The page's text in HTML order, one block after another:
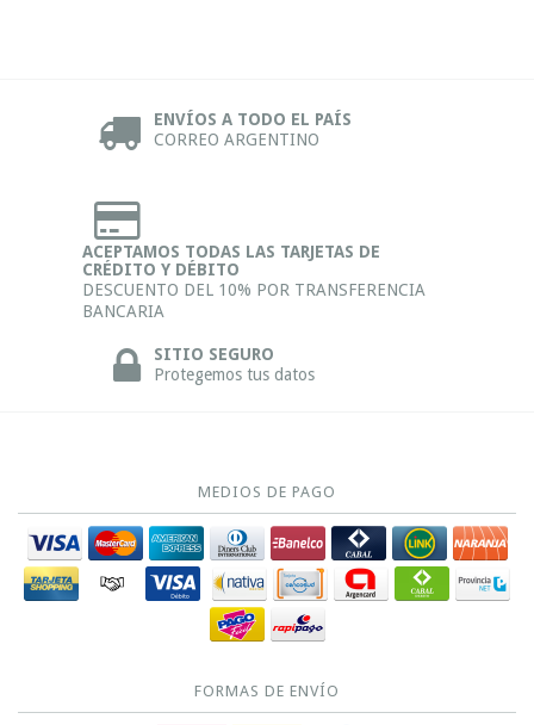
ENVÍOS A TODO EL PAÍS
CORREO ARGENTINO
ACEPTAMOS TODAS LAS TARJETAS DE
CRÉDITO Y DÉBITO
DESCUENTO DEL 10% POR TRANSFERENCIA
BANCARIA
SITIO SEGURO
Protegemos tus datos
MEDIOS DE PAGO
FORMAS DE ENVÍO